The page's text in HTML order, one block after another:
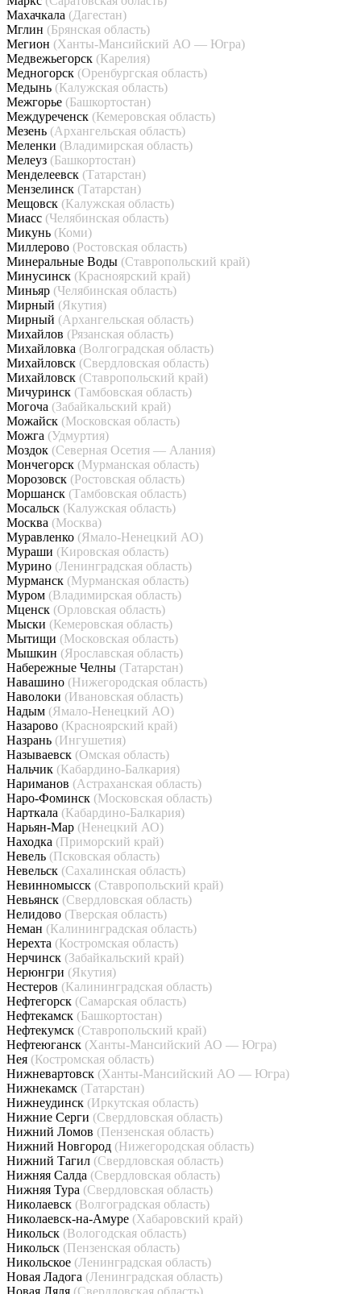
Махачкала (Дагестан)
Мглин (Брянская область)
Мегион (Ханты-Мансийский АО — Югра)
Медвежьегорск (Карелия)
Медногорск (Оренбургская область)
Медынь (Калужская область)
Межгорье (Башкортостан)
Междуреченск (Кемеровская область)
Мезень (Архангельская область)
Меленки (Владимирская область)
Мелеуз (Башкортостан)
Менделеевск (Татарстан)
Мензелинск (Татарстан)
Мещовск (Калужская область)
Миасс (Челябинская область)
Микунь (Коми)
Миллерово (Ростовская область)
Минеральные Воды (Ставропольский край)
Минусинск (Красноярский край)
Миньяр (Челябинская область)
Мирный (Якутия)
Мирный (Архангельская область)
Михайлов (Рязанская область)
Михайловка (Волгоградская область)
Михайловск (Свердловская область)
Михайловск (Ставропольский край)
Мичуринск (Тамбовская область)
Могоча (Забайкальский край)
Можайск (Московская область)
Можга (Удмуртия)
Моздок (Северная Осетия — Алания)
Мончегорск (Мурманская область)
Морозовск (Ростовская область)
Моршанск (Тамбовская область)
Мосальск (Калужская область)
Москва (Москва)
Муравленко (Ямало-Ненецкий АО)
Мураши (Кировская область)
Мурино (Ленинградская область)
Мурманск (Мурманская область)
Муром (Владимирская область)
Мценск (Орловская область)
Мыски (Кемеровская область)
Мытищи (Московская область)
Мышкин (Ярославская область)
Набережные Челны (Татарстан)
Навашино (Нижегородская область)
Наволоки (Ивановская область)
Надым (Ямало-Ненецкий АО)
Назарово (Красноярский край)
Назрань (Ингушетия)
Называевск (Омская область)
Нальчик (Кабардино-Балкария)
Нариманов (Астраханская область)
Наро-Фоминск (Московская область)
Нарткала (Кабардино-Балкария)
Нарьян-Мар (Ненецкий АО)
Находка (Приморский край)
Невель (Псковская область)
Невельск (Сахалинская область)
Невинномысск (Ставропольский край)
Невьянск (Свердловская область)
Нелидово (Тверская область)
Неман (Калининградская область)
Нерехта (Костромская область)
Нерчинск (Забайкальский край)
Нерюнгри (Якутия)
Нестеров (Калининградская область)
Нефтегорск (Самарская область)
Нефтекамск (Башкортостан)
Нефтекумск (Ставропольский край)
Нефтеюганск (Ханты-Мансийский АО — Югра)
Нея (Костромская область)
Нижневартовск (Ханты-Мансийский АО — Югра)
Нижнекамск (Татарстан)
Нижнеудинск (Иркутская область)
Нижние Серги (Свердловская область)
Нижний Ломов (Пензенская область)
Нижний Новгород (Нижегородская область)
Нижний Тагил (Свердловская область)
Нижняя Салда (Свердловская область)
Нижняя Тура (Свердловская область)
Николаевск (Волгоградская область)
Николаевск-на-Амуре (Хабаровский край)
Никольск (Вологодская область)
Никольск (Пензенская область)
Никольское (Ленинградская область)
Новая Ладога (Ленинградская область)